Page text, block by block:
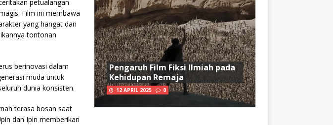
petualangan
Film ini membawa
yang hangat dan
tontonan
berinovasi dalam
muda untuk
dunia konsisten.
terasa bosan saat
dan Ipin memberikan
Pengaruh Film Fiksi Ilmiah pada
Kehidupan Remaja
12 APRIL 2025 0